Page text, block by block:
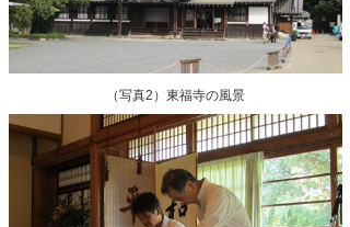
（写真2）東福寺の風景